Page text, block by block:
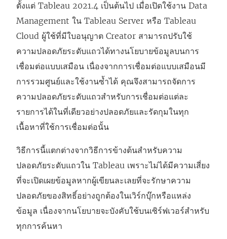
ปิ
ด
ใ
น
ห
น้
า
ต่
ตั้งแต่ Tableau 2021.4 เป็นต้นไป เมื่อเปิดใช้งาน Data
Management ใน Tableau Server หรือ Tableau
Cloud ผู้ใช้ที่มีใบอนุญาต Creator สามารถปรับใช้
ความปลอดภัยระดับแถวได้ทางนโยบายข้อมูลบนการ
เชื่อมต่อแบบเสมือน เนื่องจากการเชื่อมต่อแบบเสมือนมี
การรวมศูนย์และใช้งานซ้ำได้ คุณจึงสามารถจัดการ
ความปลอดภัยระดับแถวสำหรับการเชื่อมต่อแต่ละ
รายการได้ในที่เดียวอย่างปลอดภัยและรัดกุมในทุก
เนื้อหาที่ใช้การเชื่อมต่อนั้น
วิธีการนี้แตกต่างจากวิธีการข้างต้นสำหรับความ
ปลอดภัยระดับแถวใน Tableau เพราะไม่ได้มีความเสี่ยง
ที่จะเปิดเผยข้อมูลหากผู้เขียนละเลยที่จะรักษาความ
ปลอดภัยของสิทธิ์อย่างถูกต้องในเวิร์กบุ๊กหรือแหล่ง
ข้อมูล เนื่องจากนโยบายจะบังคับใช้บนเซิร์ฟเวอร์สำหรับ
ทุกการค้นหา